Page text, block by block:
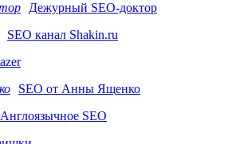
Дежурный SEO-доктор
SEO канал Shakin.ru
SEO от Анны Ященко
Англоязычное SEO